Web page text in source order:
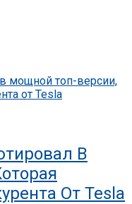
В
От Tesla